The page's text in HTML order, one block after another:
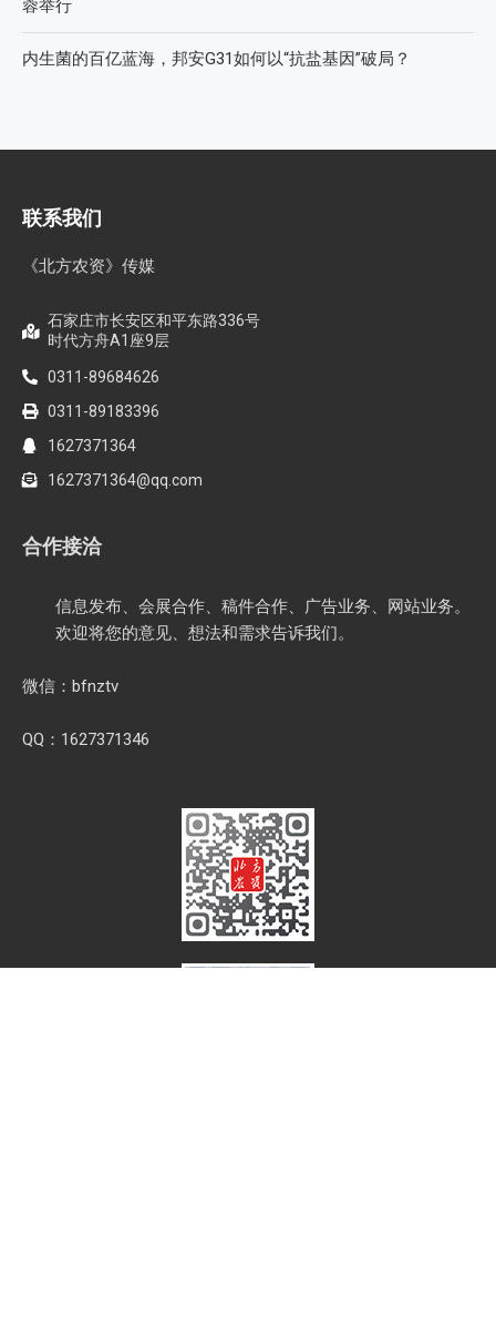
蓉举行
内生菌的百亿蓝海，邦安G31如何以“抗盐基因”破局？
联系我们
《北方农资》传媒
石家庄市长安区和平东路336号
时代方舟A1座9层
0311-89684626
0311-89183396
1627371364
1627371364@qq.com
合作接洽
信息发布、会展合作、稿件合作、广告业务、网站业务。
欢迎将您的意见、想法和需求告诉我们。
微信：bfnztv
QQ：1627371346